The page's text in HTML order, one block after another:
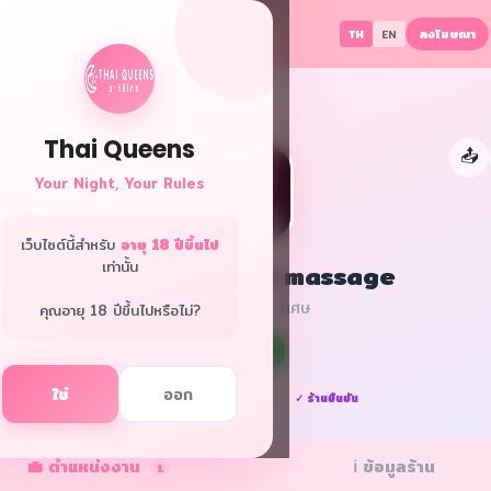
Thai Queens
Your Night, Your Rules
เว็บไซต์นี้สำหรับ อายุ 18 ปีขึ้นไป
เท่านั้น
คุณอายุ 18 ปีขึ้นไปหรือไม่?
ใช่ ออก
TH EN ลงโฆษณา
📤
Barbie18 nuru massage
กรุงเทพ · นวดพิเศษ
⭐ แนะนำ ✓ ร้านยืนยัน
💼 ตำแหน่งงาน 1 ℹ️ ข้อมูลร้าน